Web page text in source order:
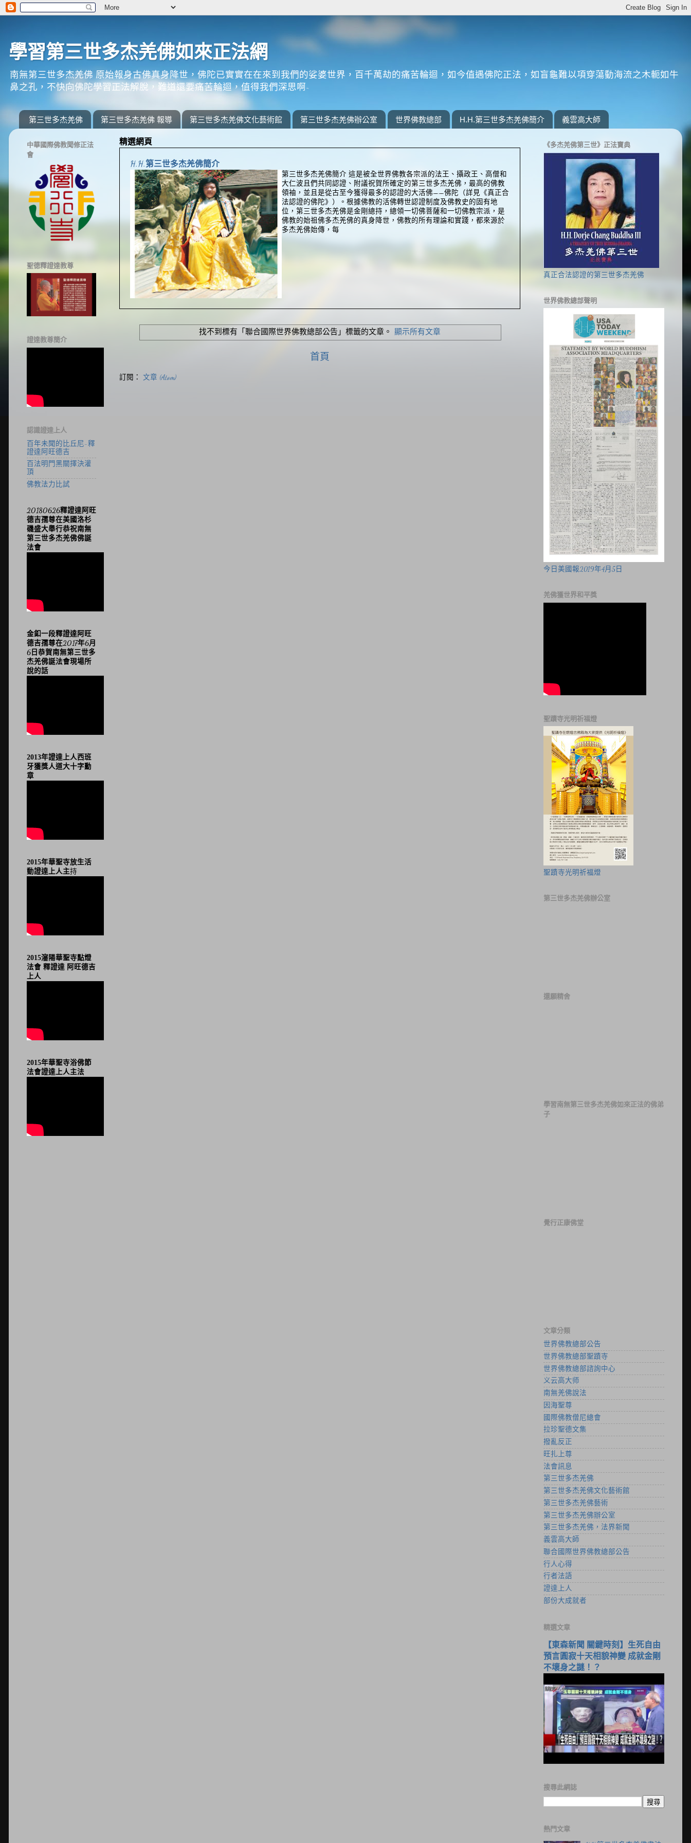
學習第三世多杰羌佛如來正法網
南無第三世多杰羌佛 原始報身古佛真身降世，佛陀已實實在在來到我們的娑婆世界，百千萬劫的痛苦輪迴，如今值遇佛陀正法，如盲龜難以項穿蕩動海流之木軛如牛
鼻之孔，不快向佛陀學習正法解脫，難道還要痛苦輪迴，值得我們深思啊~
第三世多杰羌佛 第三世多杰羌佛 報導 第三世多杰羌佛文化藝術館 第三世多杰羌佛辦公室 世界佛教總部 H.H.第三世多杰羌佛簡介 義雲高大師
精選網頁
H.H.第三世多杰羌佛簡介
第三世多杰羌佛簡介 這是被全世界佛教各宗派的法王、攝政王、高僧和
大仁波且們共同認證、附議祝賀所確定的第三世多杰羌佛，最高的佛教
領袖，並且是從古至今獲得最多的認證的大活佛——佛陀（詳見《真正合
法認證的佛陀》）。根據佛教的活佛轉世認證制度及佛教史的固有地
位，第三世多杰羌佛是金剛總持，總領一切佛菩薩和一切佛教宗派，是
佛教的始祖佛多杰羌佛的真身降世，佛教的所有理論和實踐，都來源於
多杰羌佛始傳，每
找不到標有「聯合國際世界佛教總部公告」 標籤的文章。 顯示所有文章
首頁
訂閱： 文章 (Atom)
中華國際佛教聞修正法
會
聖德釋證達教尊
證達教尊簡介
認識證達上人
百年未聞的比丘尼-釋
證達阿旺德吉
百法明門黑關擇決灌
頂
佛教法力比試
20180626釋證達阿旺
德吉孺尊在美國洛杉
磯盛大舉行恭祝南無
第三世多杰羌佛佛誕
法會
金釦一段釋證達阿旺
德吉孺尊在2017年6月
6日恭賀南無第三世多
杰羌佛誕法會現場所
說的話
2013年證達上人西班
牙獲獎人道大十字勳
章
2015年華聖寺放生活
動證達上人主持
2015瀋陽華聖寺點燈
法會 釋證達 阿旺德吉
上人
2015年華聖寺浴佛節
法會證達上人主法
《多杰羌佛第三世》正法寶典
真正合法認證的第三世多杰羌佛
世界佛教總部聲明
今日美國報2019年4月5日
羌佛獲世界和平獎
聖蹟寺光明祈福燈
聖蹟寺光明祈福燈
第三世多杰羌佛辦公室
還願精舍
學習南無第三世多杰羌佛如來正法的佛弟
子
覺行正康佛堂
文章分類
世界佛教總部公告
世界佛教總部聖蹟寺
世界佛教總部諮詢中心
义云高大师
南無羌佛說法
因海聖尊
國際佛教僧尼總會
拉珍聖德文集
撥亂反正
旺扎上尊
法會訊息
第三世多杰羌佛
第三世多杰羌佛文化藝術館
第三世多杰羌佛藝術
第三世多杰羌佛辦公室
第三世多杰羌佛，法界新聞
義雲高大師
聯合國際世界佛教總部公告
行人心得
行者法語
證達上人
部份大成就者
精選文章
【東森新聞 關鍵時刻】生死自由
預言圓寂十天相貌神變 成就金剛
不壞身之謎！？
搜尋此網誌
熱門文章